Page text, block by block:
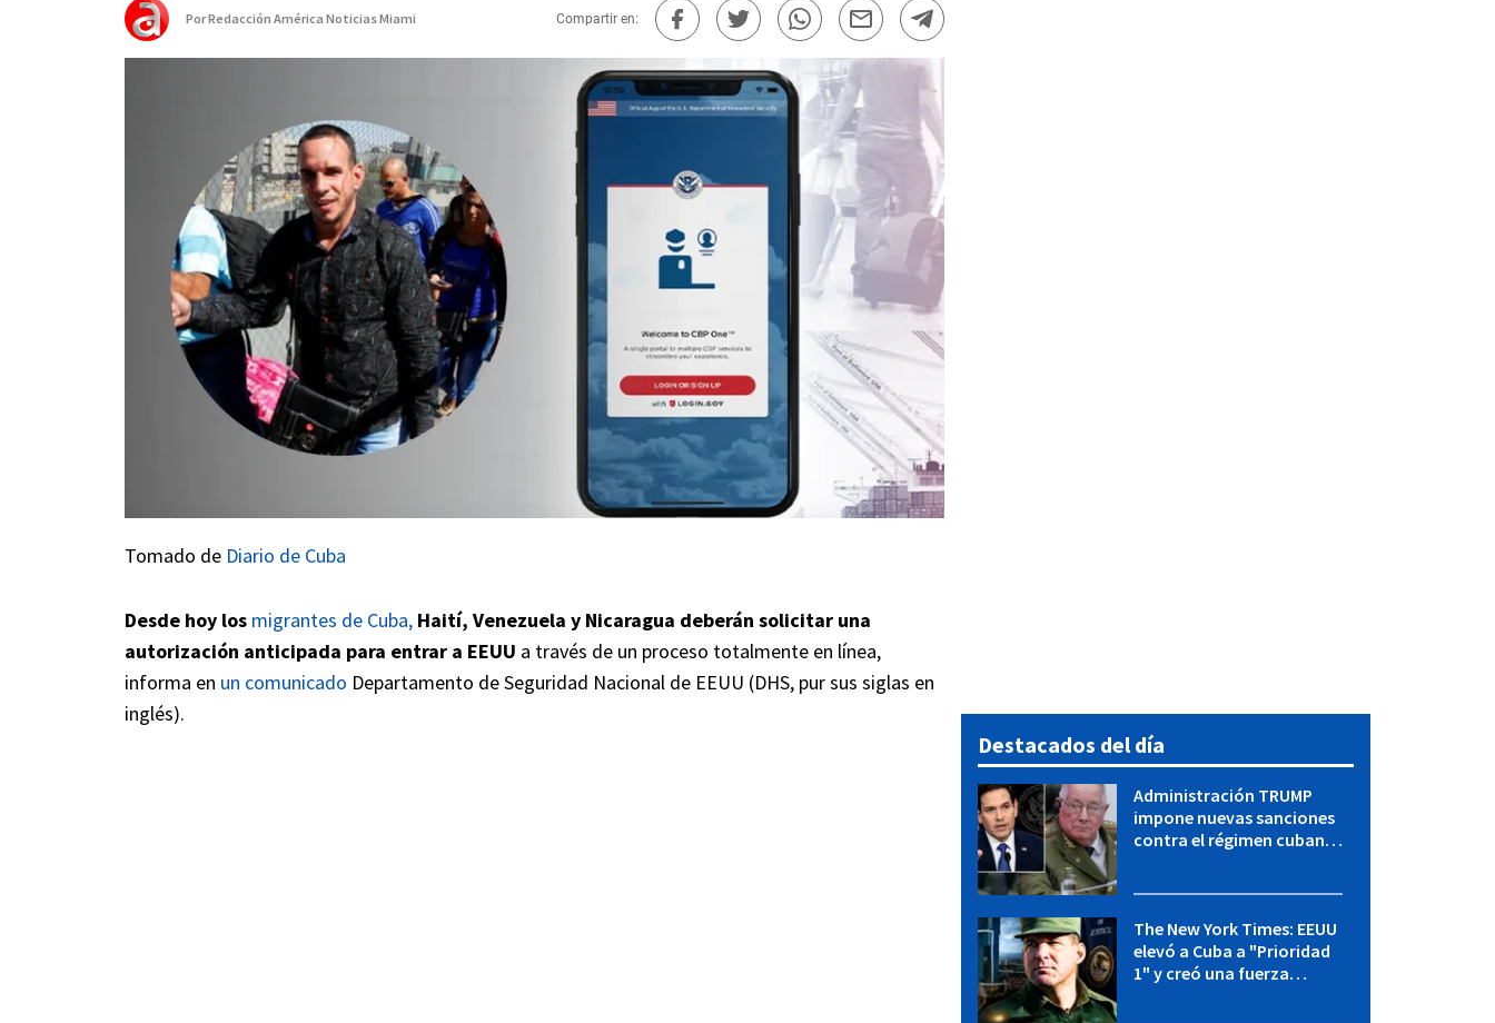
PorRedacción América Noticias Miami Compartir en:
Tomado de Diario de Cuba
Desde hoy los migrantes de Cuba, Haití, Venezuela y Nicaragua deberán solicitar una
autorización anticipada para entrar a EEUU a través de un proceso totalmente en línea,
informa en un comunicado Departamento de Seguridad Nacional de EEUU (DHS, pur sus siglas en
inglés).
Destacados del día
Administración TRUMP
impone nuevas sanciones
contra el régimen cubano:
The New York Times: EEUU
elevó a Cuba a "Prioridad
1" y creó una fuerza